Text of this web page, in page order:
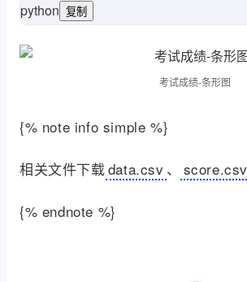
python 复制
考试成绩-条形图
{% note info simple %}
相关文件下载data.csv 、 score.csv
{% endnote %}